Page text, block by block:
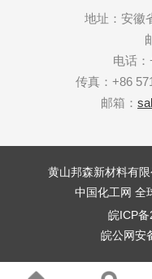
地址：安徽
电话
传真：+86
邮箱：
黄山邦森新材料有限
中国化工网 全
皖ICP
皖公网安